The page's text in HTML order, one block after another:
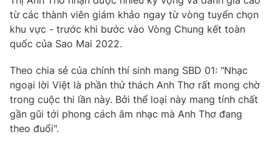
từ các thành viên giám khảo ngay từ vòng tuyển chọn
khu vực - trước khi bước vào Vòng Chung kết toàn
quốc của Sao Mai 2022.
Theo chia sẻ của chính thí sinh mang SBD 01: "Nhạc
ngoại lời Việt là phần thử thách Anh Thơ rất mong chờ
trong cuộc thi lần này. Bởi thể loại này mang tính chất
gần gũi tới phong cách âm nhạc mà Anh Thơ đang
theo đuổi".